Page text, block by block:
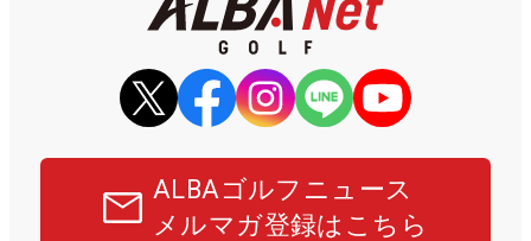
ALBAゴルフニュース
メルマガ登録はこちら